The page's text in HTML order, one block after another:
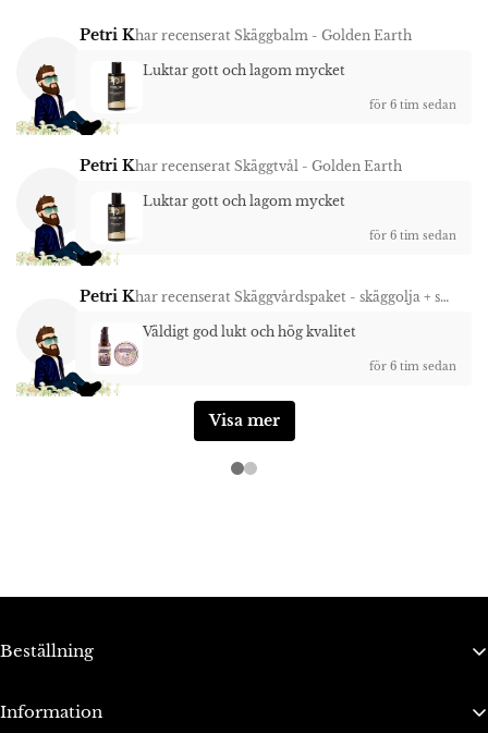
Petri Khar recenserat Skäggbalm - Golden Earth
Luktar gott och lagom mycket
för 6 tim sedan
Petri Khar recenserat Skäggtvål - Golden Earth
Luktar gott och lagom mycket
för 6 tim sedan
Petri Khar recenserat Skäggvårdspaket - skäggolja + skäggvax Trollskog
Väldigt god lukt och hög kvalitet
för 6 tim sedan
Visa mer
Beställning
Information